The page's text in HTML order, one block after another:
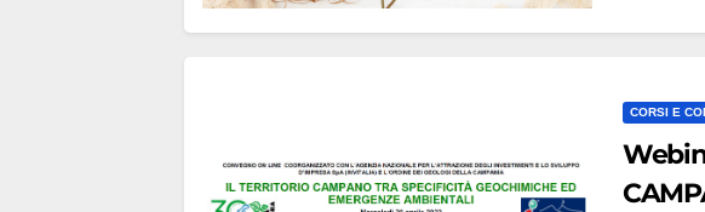
CORSI E